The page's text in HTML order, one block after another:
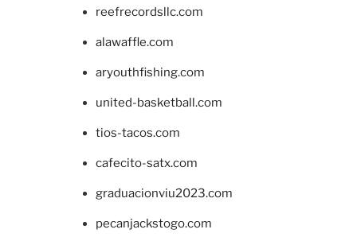
reefrecordsllc.com
alawaffle.com
aryouthfishing.com
united-basketball.com
tios-tacos.com
cafecito-satx.com
graduacionviu2023.com
pecanjackstogo.com